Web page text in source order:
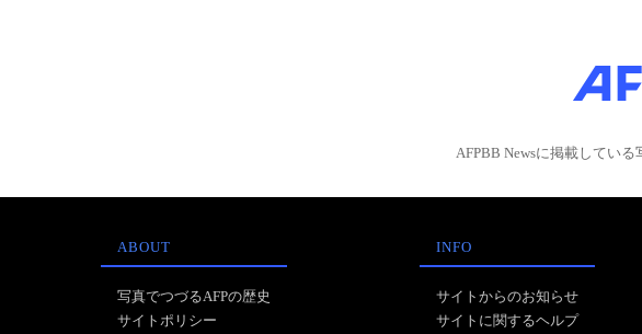
AFPBB Newsに掲載してい
ABOUT
写真でつづるAFPの歴史
サイトポリシー
INFO
サイトからのお知らせ
サイトに関するヘルプ